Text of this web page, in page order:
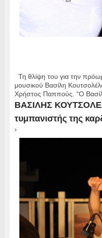
Τη θλίψη του για την
μουσικού Βασίλη
Χρήστος Παππούς. “Ο
ΒΑΣΙΛΗΣ
τυμπανιστής της
›